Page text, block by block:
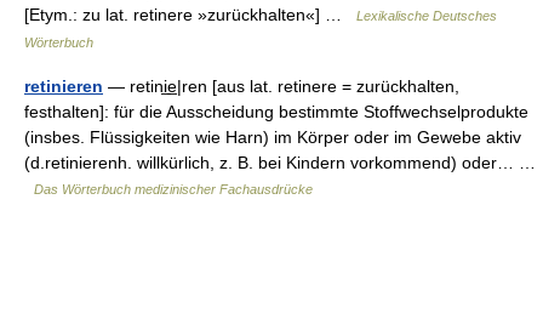
[Etym.: zu lat. retinere »zurückhalten«] …
Lexikalische Deutsches
Wörterbuch
retinieren — retini̲e̲|ren [aus lat. retinere = zurückhalten,
festhalten]: für die Ausscheidung bestimmte Stoffwechselprodukte
(insbes. Flüssigkeiten wie Harn) im Körper oder im Gewebe aktiv
(d.retinierenh. willkürlich, z. B. bei Kindern vorkommend) oder… …
Das Wörterbuch medizinischer Fachausdrücke